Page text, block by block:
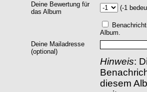
Deine Bewertung für
das Album
(-1
Album.
Deine Mailadresse
(optional)
Hinweis:
diesem